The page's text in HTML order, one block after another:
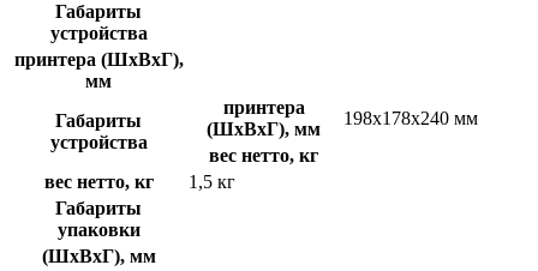
Габариты
устройства
принтера (ШхВхГ),
мм
Габариты
устройства
принтера
(ШхВхГ), мм
198х178х240 мм
вес нетто, кг
вес нетто, кг
1,5 кг
Габариты
упаковки
(ШхВхГ), мм